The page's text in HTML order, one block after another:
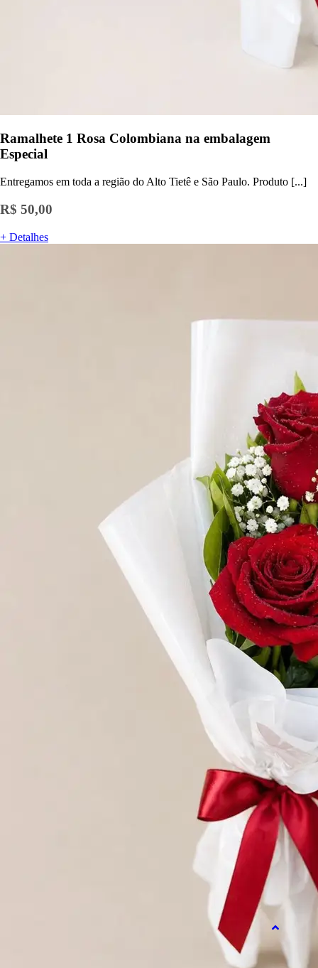
Ramalhete 1 Rosa Colombiana na embalagem
Especial
Entregamos em toda a região do Alto Tietê e São Paulo. Produto [...]
R$ 50,00
+ Detalhes